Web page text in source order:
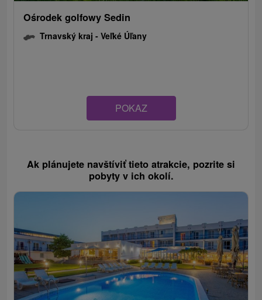
Ośrodek golfowy Sedin
Trnavský kraj -Veľké Úľany
POKAZ
Ak plánujete navštíviť tieto atrakcie, pozrite si
pobyty v ich okolí.